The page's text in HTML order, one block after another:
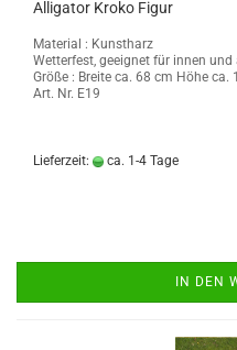
Alligator Kroko Figur
Material : Kunstharz
Wetterfest, geeignet für innen und
Größe : Breite ca. 68 cm Höhe ca.
Art. Nr. E19
Lieferzeit: ca. 1-4 Tage
IN DEN